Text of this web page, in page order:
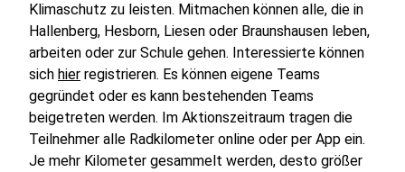
Klimaschutz zu leisten. Mitmachen können alle, die in
Hallenberg, Hesborn, Liesen oder Braunshausen leben,
arbeiten oder zur Schule gehen. Interessierte können
sich hier registrieren. Es können eigene Teams
gegründet oder es kann bestehenden Teams
beigetreten werden. Im Aktionszeitraum tragen die
Teilnehmer alle Radkilometer online oder per App ein.
Je mehr Kilometer gesammelt werden, desto größer